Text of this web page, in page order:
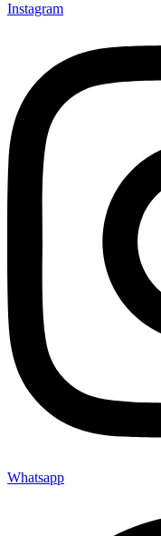
Instagram
Whatsapp